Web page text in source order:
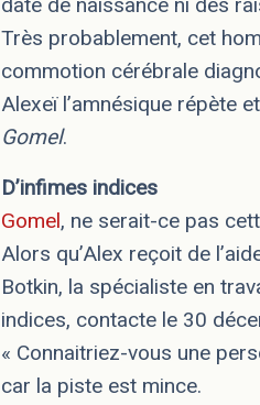
date de naissance ni des
Très probablement, cet
commotion cérébrale
Alexeï l’amnésique répète
Gomel.
D’infimes indices
Gomel, ne serait-ce pas
Alors qu’Alex reçoit de
Botkin, la spécialiste en
indices, contacte le 30
« Connaitriez-vous une
car la piste est mince.